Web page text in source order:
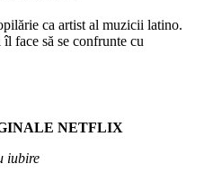
ca artist al muzicii latino.
face să se confrunte cu
NETFLIX
iubire